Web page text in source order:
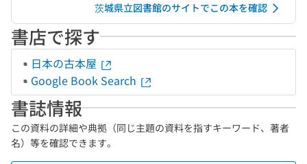
茨城県立図書館のサイトでこの本を確認
書店で探す
日本の古本屋
Google Book Search
書誌情報
この資料の詳細や典拠（同じ主題の資料を指すキーワード、著者
名）等を確認できます。